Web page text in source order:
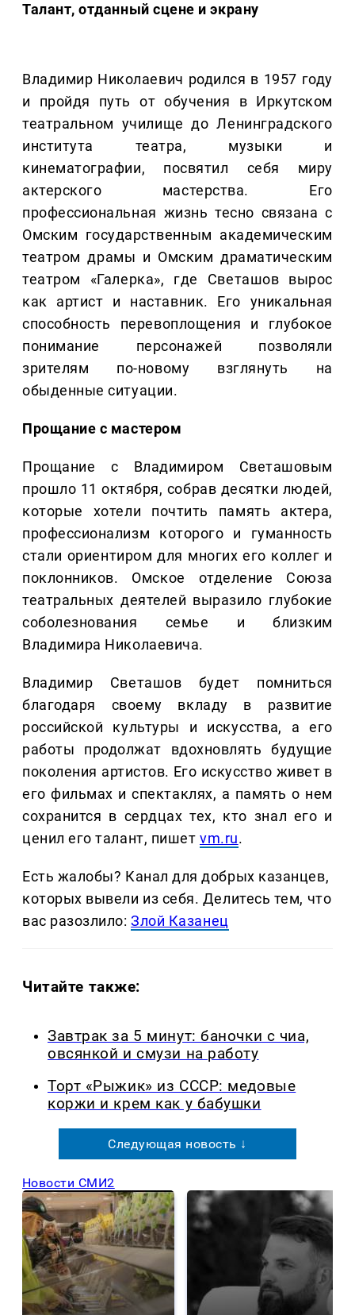
Талант, отданный сцене и экрану
Владимир Николаевич родился в 1957 году
и пройдя путь от обучения в Иркутском
театральном училище до Ленинградского
института театра, музыки и
кинематографии, посвятил себя миру
актерского мастерства. Его
профессиональная жизнь тесно связана с
Омским государственным академическим
театром драмы и Омским драматическим
театром «Галерка», где Светашов вырос
как артист и наставник. Его уникальная
способность перевоплощения и глубокое
понимание персонажей позволяли
зрителям по-новому взглянуть на
обыденные ситуации.
Прощание с мастером
Прощание с Владимиром Светашовым
прошло 11 октября, собрав десятки людей,
которые хотели почтить память актера,
профессионализм которого и гуманность
стали ориентиром для многих его коллег и
поклонников. Омское отделение Союза
театральных деятелей выразило глубокие
соболезнования семье и близким
Владимира Николаевича.
Владимир Светашов будет помниться
благодаря своему вкладу в развитие
российской культуры и искусства, а его
работы продолжат вдохновлять будущие
поколения артистов. Его искусство живет в
его фильмах и спектаклях, а память о нем
сохранится в сердцах тех, кто знал его и
ценил его талант, пишет vm.ru.
Есть жалобы? Канал для добрых казанцев,
которых вывели из себя. Делитеcь тем, что
вас разозлило:Злой Казанец
Читайте также:
Завтрак за 5 минут: баночки с чиа,
овсянкой и смузи на работу
Торт «Рыжик» из СССР: медовые
коржи и крем как у бабушки
Следующая новость ↓
Новости СМИ2